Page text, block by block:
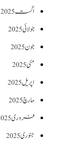
اگست 2025
جولائی 2025
جون 2025
مئی 2025
اپریل 2025
مارچ 2025
فروری 2025
جنوری 2025